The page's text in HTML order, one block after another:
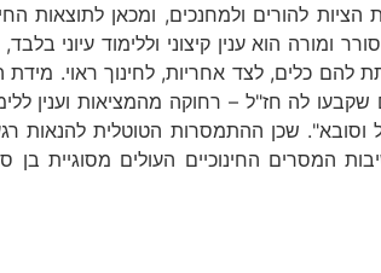
להורים ולמחנכים, ומכאן לתוצאות
ומורה הוא ענין קיצוני וללימוד עיוני
כלים, לצד אחריות, לחינוך ראוי.
לה חז"ל – רחוקה מהמציאות וענין
וסובא". שכן ההתמסרות הטוטלית להנאות
המסרים החינוכיים העולים מסוגיית בן